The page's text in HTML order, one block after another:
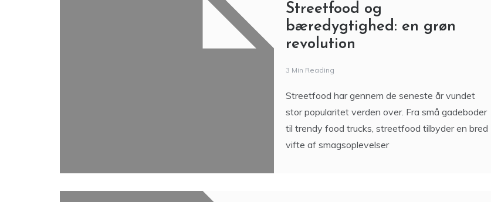
Streetfood og
bæredygtighed: en grøn
revolution
3 Min Reading
Streetfood har gennem de seneste år vundet
stor popularitet verden over. Fra små gadeboder
til trendy food trucks, streetfood tilbyder en bred
vifte af smagsoplevelser